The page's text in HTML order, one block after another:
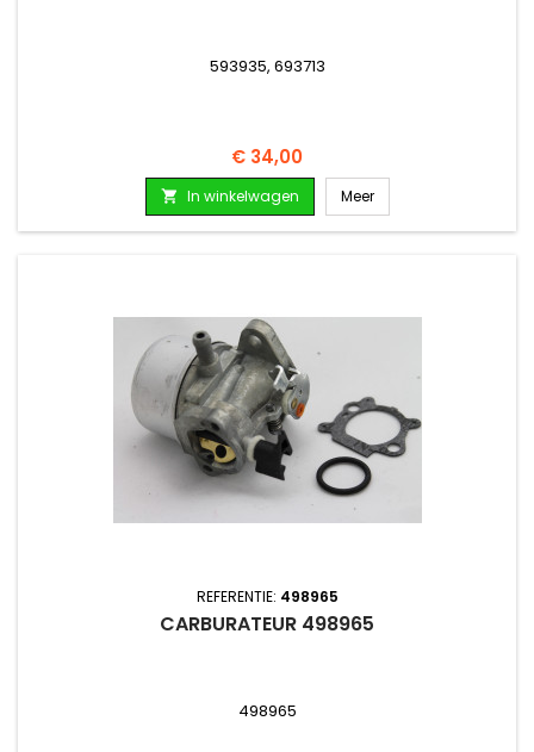
593935, 693713
Prijs
€ 34,00
 In winkelwagen Meer
REFERENTIE: 498965
CARBURATEUR 498965
498965